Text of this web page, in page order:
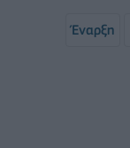
Έναρξη